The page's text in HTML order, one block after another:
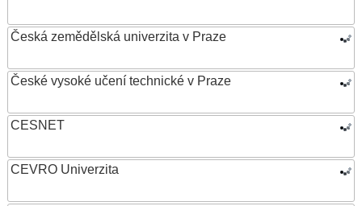
Česká zemědělská univerzita v Praze
České vysoké učení technické v Praze
CESNET
CEVRO Univerzita